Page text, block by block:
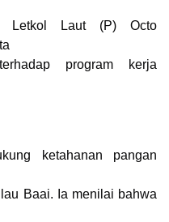
Letkol Laut (P) Octo
program kerja
ketahanan pangan
Baai. Ia menilai bahwa